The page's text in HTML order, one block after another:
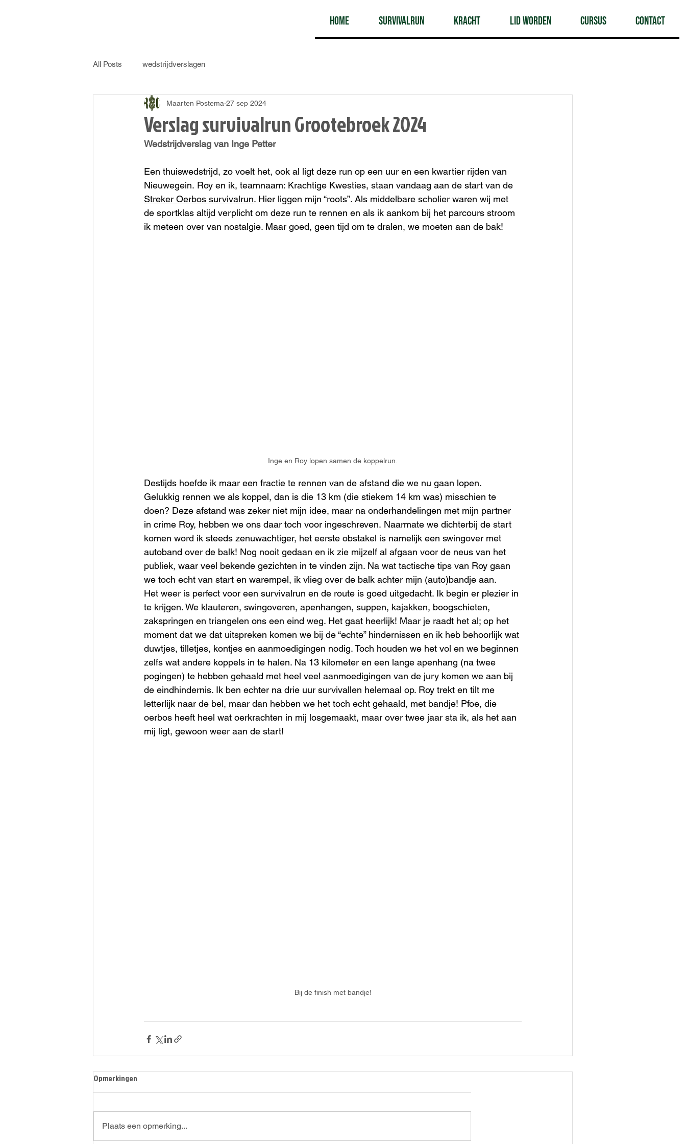
Home Survivalrun Kracht Lid worden Cursus Contact
All Posts wedstrijdverslagen
Verslag survivalrun Grootebroek 2024
Maarten Postema 27 sep 2024
Wedstrijdverslag van Inge Petter
Een thuiswedstrijd, zo voelt het, ook al ligt deze run op een uur en een kwartier rijden van
Nieuwegein. Roy en ik, teamnaam: Krachtige Kwesties, staan vandaag aan de start van de
Streker Oerbos survivalrun. Hier liggen mijn “roots”. Als middelbare scholier waren wij met
de sportklas altijd verplicht om deze run te rennen en als ik aankom bij het parcours stroom
ik meteen over van nostalgie. Maar goed, geen tijd om te dralen, we moeten aan de bak!
Inge en Roy lopen samen de koppelrun.
Destijds hoefde ik maar een fractie te rennen van de afstand die we nu gaan lopen.
Gelukkig rennen we als koppel, dan is die 13 km (die stiekem 14 km was) misschien te
doen? Deze afstand was zeker niet mijn idee, maar na onderhandelingen met mijn partner
in crime Roy, hebben we ons daar toch voor ingeschreven. Naarmate we dichterbij de start
komen word ik steeds zenuwachtiger, het eerste obstakel is namelijk een swingover met
autoband over de balk! Nog nooit gedaan en ik zie mijzelf al afgaan voor de neus van het
publiek, waar veel bekende gezichten in te vinden zijn. Na wat tactische tips van Roy gaan
we toch echt van start en warempel, ik vlieg over de balk achter mijn (auto)bandje aan.
Het weer is perfect voor een survivalrun en de route is goed uitgedacht. Ik begin er plezier in
te krijgen. We klauteren, swingoveren, apenhangen, suppen, kajakken, boogschieten,
zakspringen en triangelen ons een eind weg. Het gaat heerlijk! Maar je raadt het al; op het
moment dat we dat uitspreken komen we bij de “echte” hindernissen en ik heb behoorlijk wat
duwtjes, tilletjes, kontjes en aanmoedigingen nodig. Toch houden we het vol en we beginnen
zelfs wat andere koppels in te halen. Na 13 kilometer en een lange apenhang (na twee
pogingen) te hebben gehaald met heel veel aanmoedigingen van de jury komen we aan bij
de eindhindernis. Ik ben echter na drie uur survivallen helemaal op. Roy trekt en tilt me
letterlijk naar de bel, maar dan hebben we het toch echt gehaald, met bandje! Pfoe, die
oerbos heeft heel wat oerkrachten in mij losgemaakt, maar over twee jaar sta ik, als het aan
mij ligt, gewoon weer aan de start!
Bij de finish met bandje!
Opmerkingen
Plaats een opmerking...